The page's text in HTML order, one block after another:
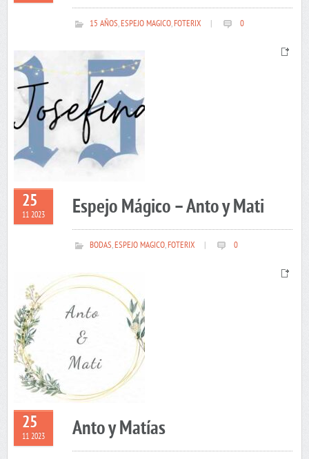
15 AÑOS,ESPEJO MAGICO,FOTERIX 0
25
11 2023 Espejo Mágico – Anto y Mati
BODAS,ESPEJO MAGICO,FOTERIX 0
25
11 2023 Anto y Matías